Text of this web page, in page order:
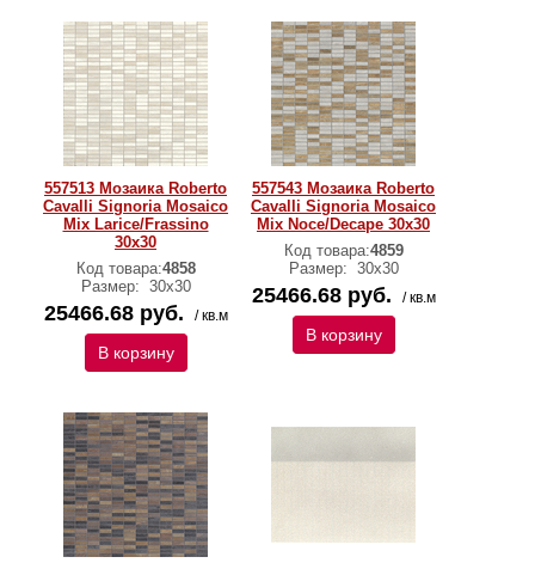
557513 Мозаика Roberto
Cavalli Signoria Mosaico
Mix Larice/Frassino
30x30
Код товара:4858
Размер: 30x30
25466.68 руб. / кв.м
В корзину
557543 Мозаика Roberto
Cavalli Signoria Mosaico
Mix Noce/Decape 30x30
Код товара:4859
Размер: 30x30
25466.68 руб. / кв.м
В корзину